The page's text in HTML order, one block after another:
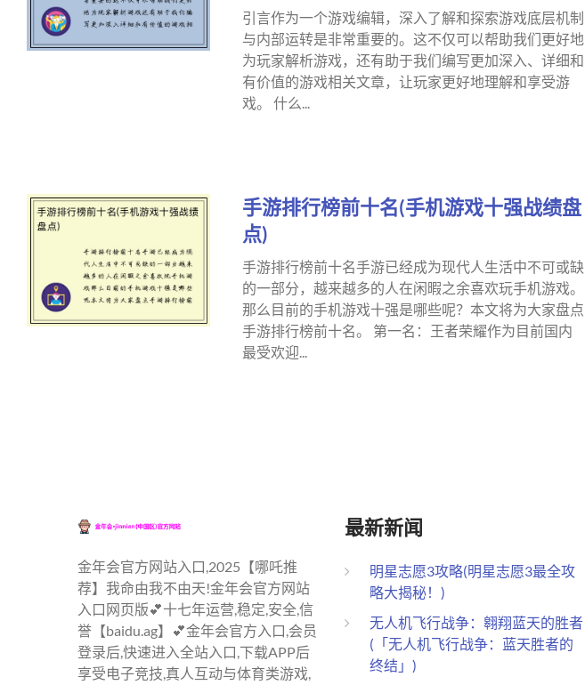
引言作为一个游戏编辑，深入了解和探索游戏底层机制
与内部运转是非常重要的。这不仅可以帮助我们更好地
为玩家解析游戏，还有助于我们编写更加深入、详细和
有价值的游戏相关文章，让玩家更好地理解和享受游
戏。 什么...
手游排行榜前十名(手机游戏十强战绩盘
点)
手游排行榜前十名手游已经成为现代人生活中不可或缺
的一部分，越来越多的人在闲暇之余喜欢玩手机游戏。
那么目前的手机游戏十强是哪些呢？本文将为大家盘点
手游排行榜前十名。 第一名：王者荣耀作为目前国内
最受欢迎...
金年会官方网站入口,2025【哪吒推
荐】我命由我不由天!金年会官方网站
入口网页版💕十七年运营,稳定,安全,信
誉【baidu.ag】💕金年会官方入口,会员
登录后,快速进入全站入口,下载APP后
享受电子竞技,真人互动与体育类游戏,
最新新闻
明星志愿3攻略(明星志愿3最全攻
略大揭秘！)
无人机飞行战争：翱翔蓝天的胜者
(「无人机飞行战争：蓝天胜者的
终结」)